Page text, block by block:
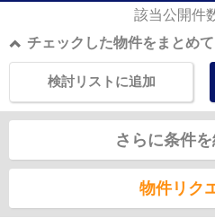
該当公開件
チェックした物件をまとめて
検討リストに追加
さらに条件
物件リク